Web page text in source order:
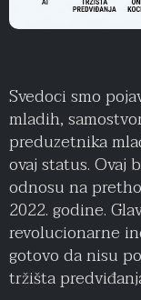
Svedoci smo
mladih,
preduzetnika
ovaj status. Ovaj
odnosu na
2022. godine.
revolucionarne
gotovo da nisu
tržišta